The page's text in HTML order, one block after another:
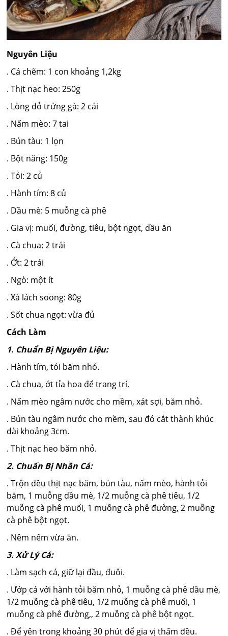
Nguyên Liệu
. Cá chẽm: 1 con khoảng 1,2kg
. Thịt nạc heo: 250g
. Lòng đỏ trứng gà: 2 cái
. Nấm mèo: 7 tai
. Bún tàu: 1 lọn
. Bột năng: 150g
. Tỏi: 2 củ
. Hành tím: 8 củ
. Dầu mè: 5 muỗng cà phê
. Gia vị: muối, đường, tiêu, bột ngọt, dầu ăn
. Cà chua: 2 trái
. Ớt: 2 trái
. Ngò: một ít
. Xà lách soong: 80g
. Sốt chua ngọt: vừa đủ
Cách Làm
1. Chuẩn Bị Nguyên Liệu:
. Hành tím, tỏi băm nhỏ.
. Cà chua, ớt tỉa hoa để trang trí.
. Nấm mèo ngâm nước cho mềm, xát sợi, băm nhỏ.
. Bún tàu ngâm nước cho mềm, sau đó cắt thành khúc
dài khoảng 3cm.
. Thịt nạc heo băm nhỏ.
2. Chuẩn Bị Nhân Cá:
. Trộn đều thịt nạc băm, bún tàu, nấm mèo, hành tỏi
băm, 1 muỗng dầu mè, 1/2 muỗng cà phê tiêu, 1/2
muỗng cà phê muối, 1 muỗng cà phê đường, 2 muỗng
cà phê bột ngọt.
. Nêm nếm vừa ăn.
3. Xử Lý Cá:
. Làm sạch cá, giữ lại đầu, đuôi.
. Ướp cá với hành tỏi băm nhỏ, 1 muỗng cà phê dầu mè,
1/2 muỗng cà phê tiêu, 1/2 muỗng cà phê muối, 1
muỗng cà phê đường,, 2 muỗng cà phê bột ngọt.
. Để yên trong khoảng 30 phút để gia vị thấm đều.